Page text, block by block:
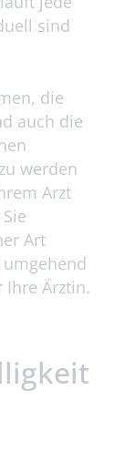
sind
die
auch die
werden
Arzt
Art
Ihre Ärztin.